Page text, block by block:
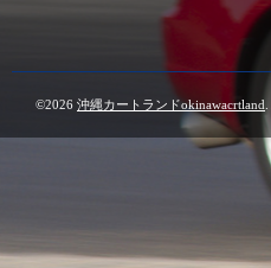
©2026 沖縄カートランドokinawacrtland